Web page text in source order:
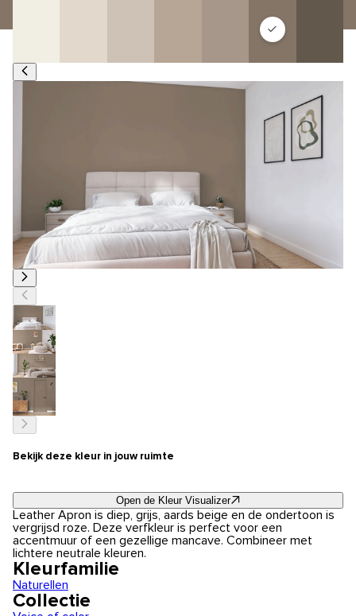
Bekijk deze kleur in jouw ruimte
Open de Kleur Visualizer
Leather Apron is diep, grijs, aards beige en de ondertoon is
vergrijsd roze. Deze verfkleur is perfect voor een
accentmuur of een gezellige mancave. Combineer met
lichtere neutrale kleuren.
Kleurfamilie
Naturellen
Collectie